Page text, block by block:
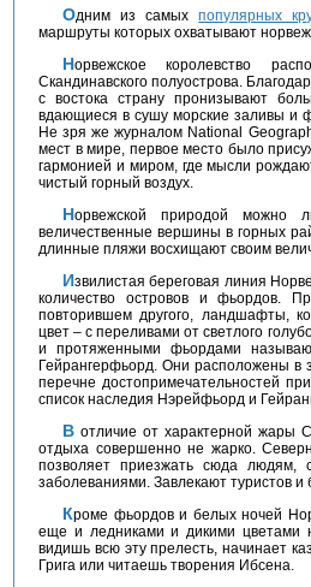
Одним из самыхпопулярных
маршруты которых охватывают
Норвежское королевство расположено в Северной Европе на западе
Скандинавского полуострова.
с востока страну пронизывают
вдающиеся в сушу морские заливы и
Не зря же журналом National
мест в мире, первое место было
гармонией и миром, где мысли
чистый горный воздух.
Норвежской природой можно любоваться бесконечно – широкие плато и
величественные вершины в горных
длинные пляжи восхищают своим
Извилистая береговая линия Норвегии тянется на 25 000 км, куда входят несметное
количество островов и фьордов.
повторившем другого, ландшафты,
цвет – с переливами от светлого
и протяженными фьордами
Гейрангерфьорд. Они расположены в
перечне достопримечательностей
список наследия Нэрейфьорд и
В отличие от характерной жары Средиземноморья в Норвегии на период летнего
отдыха совершенно не жарко.
позволяет приезжать сюда людям,
заболеваниями. Завлекают туристов и
Кроме фьордов и белых ночей Норвегия заманивает туристов в лоно своих красот
еще и ледниками и дикими цветами
видишь всю эту прелесть, начинает
Грига или читаешь творения Ибсена.